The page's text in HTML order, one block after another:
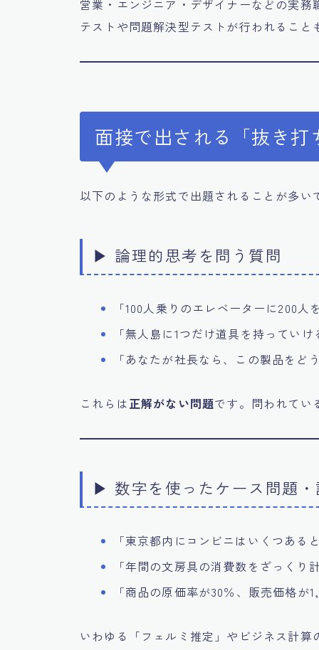
営業・エンジニア・デザイナーなどの実務
テストや問題解決型テストが行われること
面接で出される「抜き打
以下のような形式で出題されることが多い
▶ 論理的思考を問う質問
「100人乗りのエレベーターに200
「無人島に1つだけ道具を持ってい
「あなたが社長なら、この製品をど
これらは正解がない問題です。問われてい
▶ 数字を使ったケース問題
「東京都内にコンビニはいくつある
「年間の文房具の消費数をざっくり
「商品の原価率が30％、販売価格
いわゆる「フェルミ推定」やビジネス計